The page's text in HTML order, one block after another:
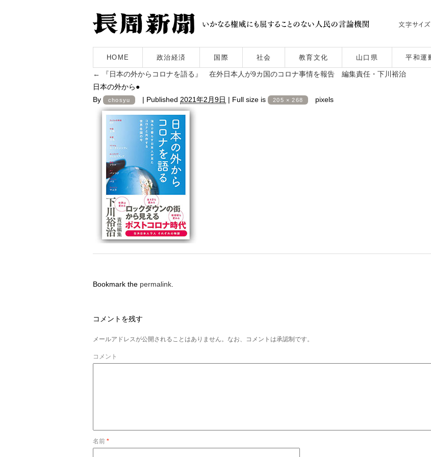
HOME 政治経済 国際 社会 教育文化 山口県 平和運
←
『日本の外からコロナを語る』 在外日本人が9カ国のコロナ事情を報告 編集責任・下川裕治
日本の外から●
By
chosyu | Published 2021年2月9日 | Full size is 205 × 268 pixels
Bookmark the permalink
コメントを残す
メールアドレスが公開されることはありません。なお、コメントは承認制です。
コメント
名前 *